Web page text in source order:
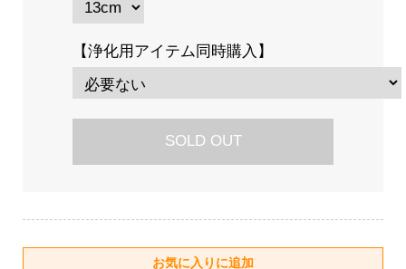
【浄化用アイテム同時購入】
SOLD OUT